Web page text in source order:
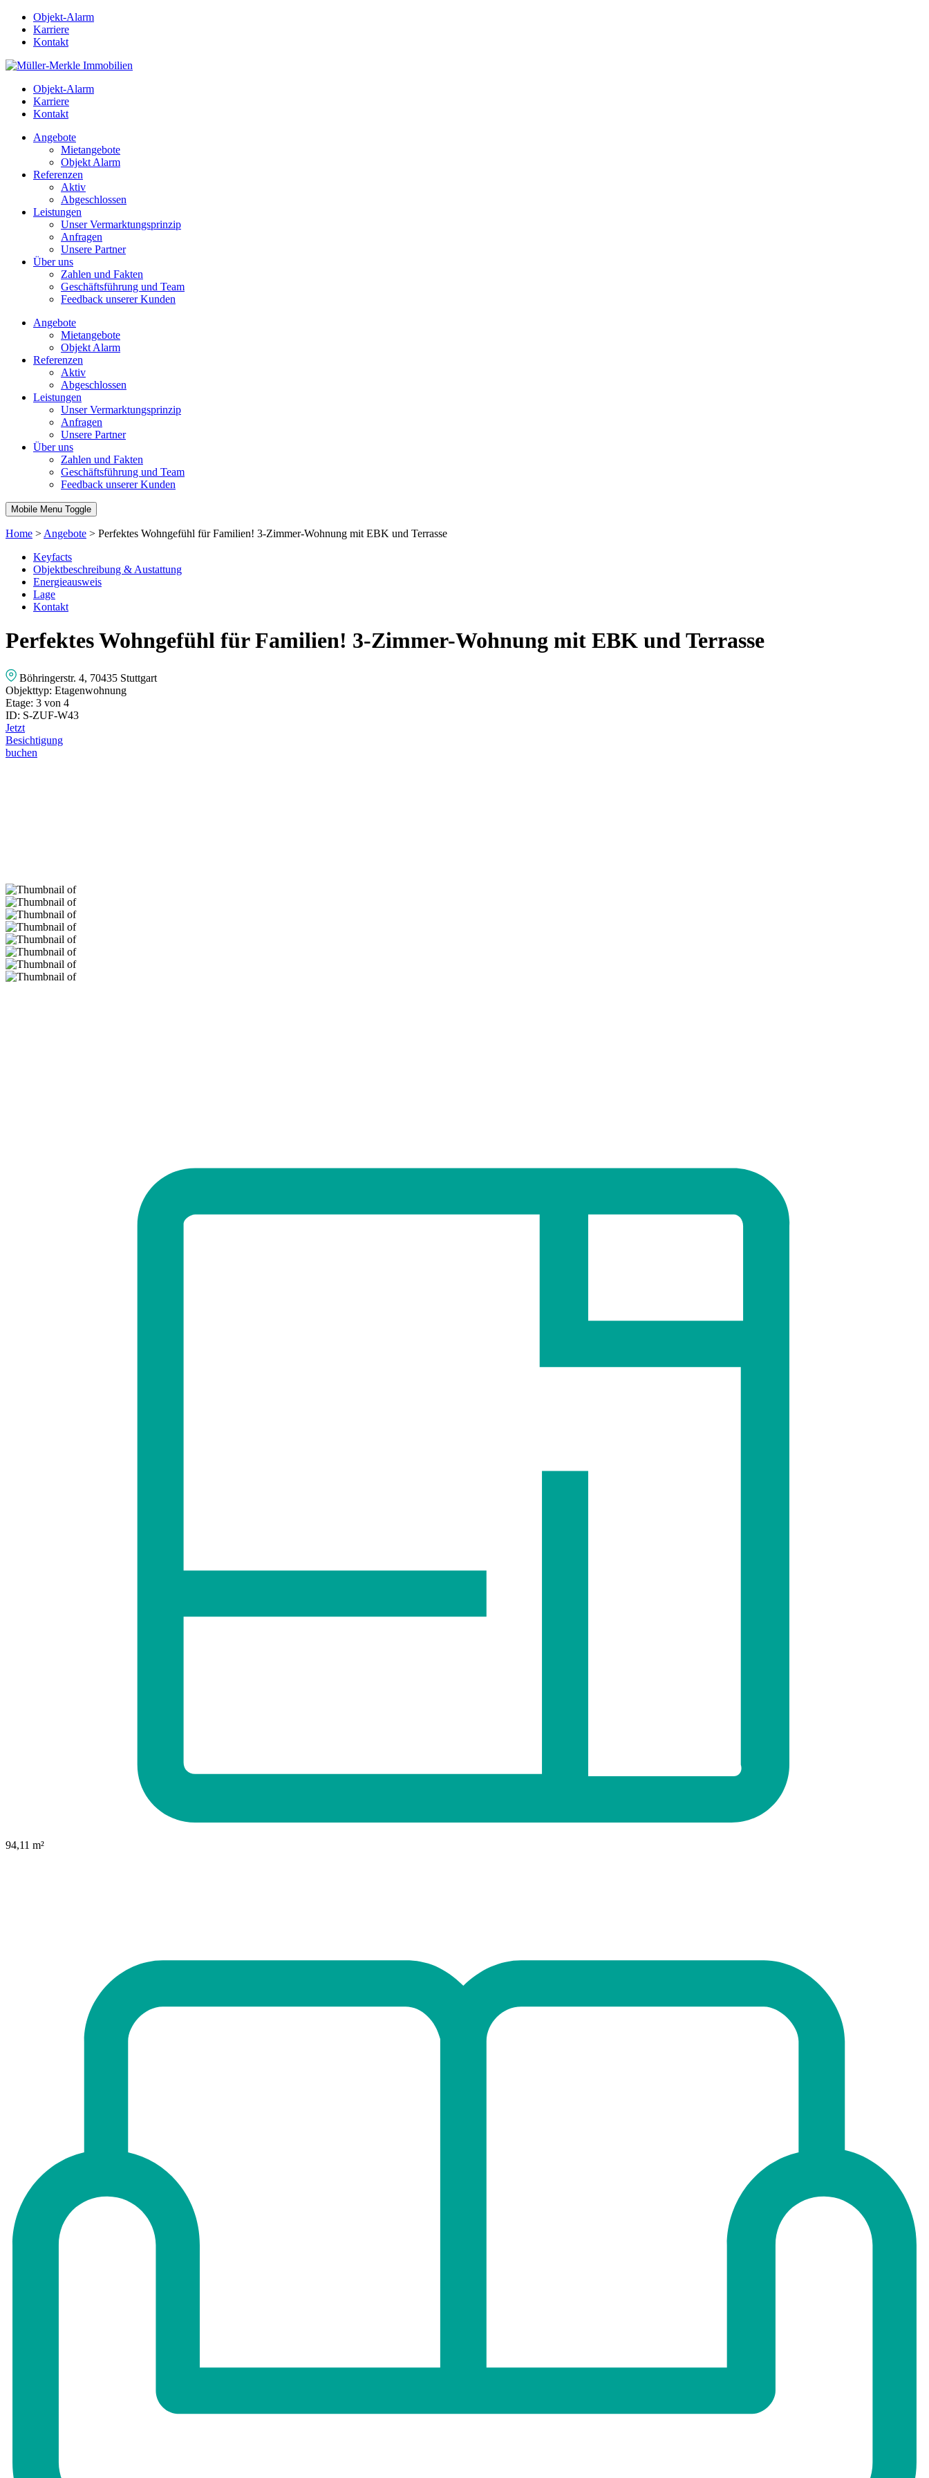
Objekt-Alarm
Karriere
Kontakt
Objekt-Alarm
Karriere
Kontakt
Angebote
Mietangebote
Objekt Alarm
Referenzen
Aktiv
Abgeschlossen
Leistungen
Unser Vermarktungsprinzip
Anfragen
Unsere Partner
Über uns
Zahlen und Fakten
Geschäftsführung und Team
Feedback unserer Kunden
Angebote
Mietangebote
Objekt Alarm
Referenzen
Aktiv
Abgeschlossen
Leistungen
Unser Vermarktungsprinzip
Anfragen
Unsere Partner
Über uns
Zahlen und Fakten
Geschäftsführung und Team
Feedback unserer Kunden
Mobile Menu Toggle
Home > Angebote > Perfektes Wohngefühl für Familien! 3-Zimmer-Wohnung mit EBK und Terrasse
Keyfacts
Objektbeschreibung & Austattung
Energieausweis
Lage
Kontakt
Perfektes Wohngefühl für Familien! 3-Zimmer-Wohnung mit EBK und Terrasse
Böhringerstr. 4, 70435 Stuttgart
Objekttyp: Etagenwohnung
Etage: 3 von 4
ID: S-ZUF-W43
Jetzt
Besichtigung
buchen
94,11 m²